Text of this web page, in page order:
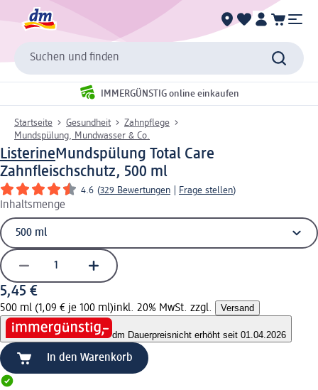
Suchen und finden
IMMERGÜNSTIG online einkaufen
Startseite Gesundheit
Zahnpflege
Mundspülung, Mundwasser & Co.
ListerineMundspülung Total Care
Zahnfleischschutz, 500 ml
4.6 (329 Bewertungen Frage stellen)
Inhaltsmenge
5,45 €
500 ml (1,09 € je 100 ml)inkl. 20% MwSt. zzgl. Versand
dm Dauerpreisnicht erhöht seit 01.04.2026
In den Warenkorb